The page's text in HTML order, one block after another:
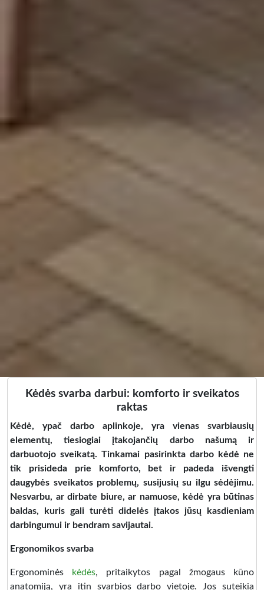
Kėdės svarba darbui: komforto ir sveikatos
raktas
Kėdė, ypač darbo aplinkoje, yra vienas svarbiausių
elementų, tiesiogiai įtakojančių darbo našumą ir
darbuotojo sveikatą. Tinkamai pasirinkta darbo kėdė ne
tik prisideda prie komforto, bet ir padeda išvengti
daugybės sveikatos problemų, susijusių su ilgu sėdėjimu.
Nesvarbu, ar dirbate biure, ar namuose, kėdė yra būtinas
baldas, kuris gali turėti didelės įtakos jūsų kasdieniam
darbingumui ir bendram savijautai.
Ergonomikos svarba
Ergonominės kėdės, pritaikytos pagal žmogaus kūno
anatomiją, yra itin svarbios darbo vietoje. Jos suteikia